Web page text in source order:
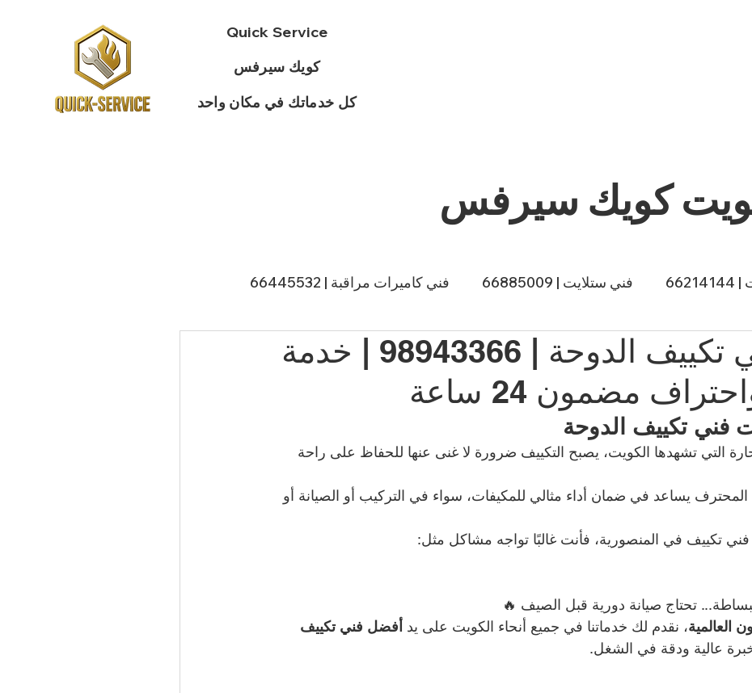
Quick Service
كويك سيرفس
كل خدماتك في مكان واحد
كويك سيرفس
فني ستلايت | 66885009 فني كاميرات مراقبة | 66445532
فني طباخات الكويت | 66557188 صباغ الكويت | 66874433
شركة طارد الحمام | 99009588
كراج متنقل الكويت | 98080146 بطاريات سيارات | 98080146
Smart lock
👨‍🔧 فني تكييف الدوحة | 98943366 | خدمة
مضمون 24 ساعة
فني تكييف الدوحة
التي تشهدها الكويت، يصبح التكييف ضرورة لا غنى عنها للحفاظ على راحة
المحترف يساعد في ضمان أداء مثالي للمكيفات، سواء في التركيب أو الصيانة أو
تكييف في المنصورية، فأنت غالبًا تواجه مشاكل مثل:
تحتاج صيانة دورية قبل الصيف 🔥
العالمية، نقدم لك خدماتنا في جميع أنحاء الكويت على يد أفضل فني تكييف
عالية ودقة في الشغل.